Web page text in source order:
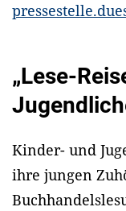
„Lese-
Kinder- und
ihre jungen